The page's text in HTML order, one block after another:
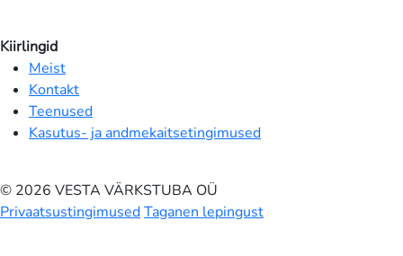
Kiirlingid
Meist
Kontakt
Teenused
Kasutus- ja andmekaitsetingimused
© 2026 VESTA VÄRKSTUBA OÜ
PrivaatsustingimusedTaganen lepingust